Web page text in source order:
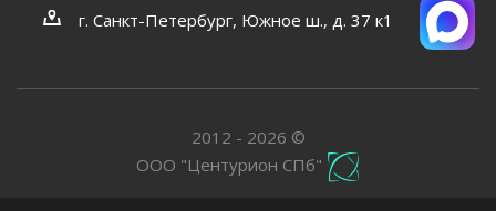
г. Санкт-Петербург, Южное ш., д. 37 к1
2012 - 2026 ©
ООО "Центурион СПб"